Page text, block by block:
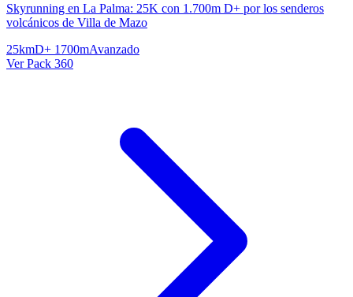
Skyrunning en La Palma: 25K con 1.700m D+ por los senderos
volcánicos de Villa de Mazo
25kmD+ 1700mAvanzado
Ver Pack 360